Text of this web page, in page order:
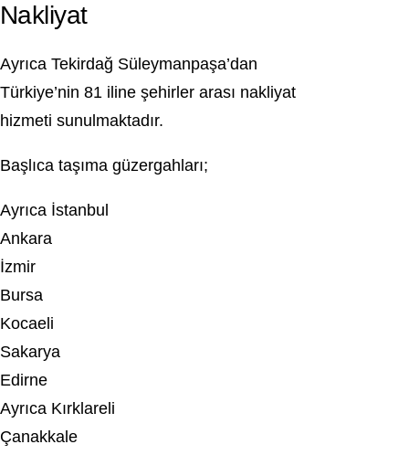
Nakliyat
Ayrıca Tekirdağ Süleymanpaşa’dan
Türkiye’nin 81 iline şehirler arası nakliyat
hizmeti sunulmaktadır.
Başlıca taşıma güzergahları;
Ayrıca İstanbul
Ankara
İzmir
Bursa
Kocaeli
Sakarya
Edirne
Ayrıca Kırklareli
Çanakkale